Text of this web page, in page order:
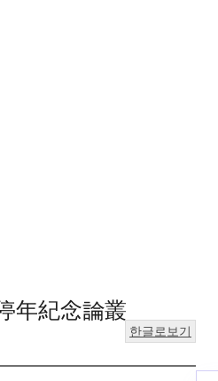
年紀念論叢
한글로보기